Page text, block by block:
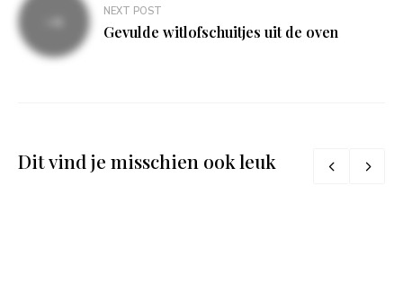
NEXT POST
Gevulde witlofschuitjes uit de oven
Dit vind je misschien ook leuk